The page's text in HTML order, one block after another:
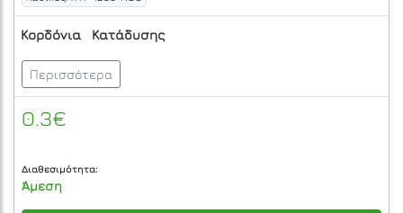
Κορδόνια Κατάδυσης
Περισσότερα
0.3€
Διαθεσιμότητα:
Άμεση